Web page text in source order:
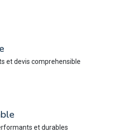
et devis comprehensible
et durables